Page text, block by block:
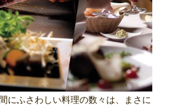
にふさわしい料理の数々は、まさに